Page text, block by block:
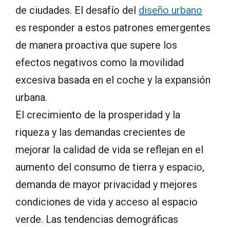
de ciudades. El desafío del diseño urbano
es responder a estos patrones emergentes
de manera proactiva que supere los
efectos negativos como la movilidad
excesiva basada en el coche y la expansión
urbana.
El crecimiento de la prosperidad y la
riqueza y las demandas crecientes de
mejorar la calidad de vida se reflejan en el
aumento del consumo de tierra y espacio,
demanda de mayor privacidad y mejores
condiciones de vida y acceso al espacio
verde. Las tendencias demográficas